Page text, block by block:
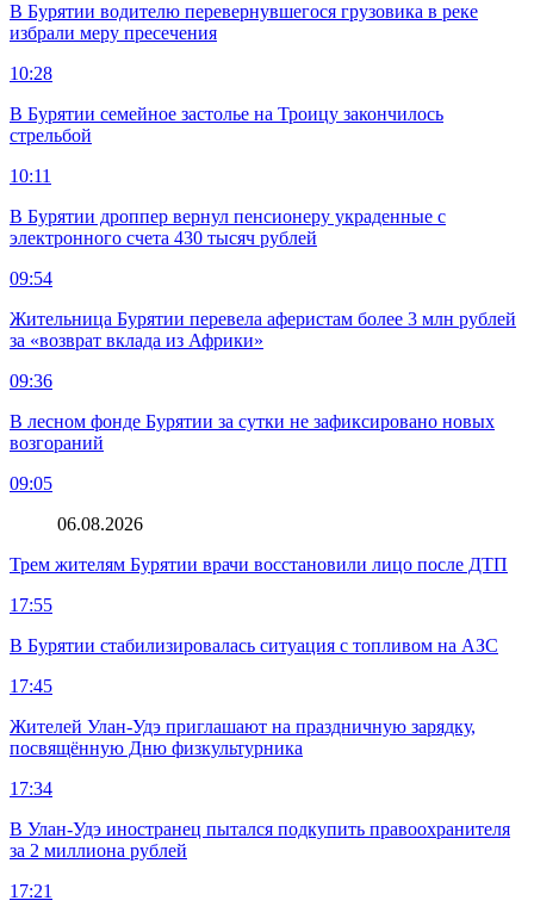
В Бурятии водителю перевернувшегося грузовика в реке
избрали меру пресечения
10:28
В Бурятии семейное застолье на Троицу закончилось
стрельбой
10:11
В Бурятии дроппер вернул пенсионеру украденные с
электронного счета 430 тысяч рублей
09:54
Жительница Бурятии перевела аферистам более 3 млн рублей
за «возврат вклада из Африки»
09:36
В лесном фонде Бурятии за сутки не зафиксировано новых
возгораний
09:05
06.08.2026
Трем жителям Бурятии врачи восстановили лицо после ДТП
17:55
В Бурятии стабилизировалась ситуация с топливом на АЗС
17:45
Жителей Улан-Удэ приглашают на праздничную зарядку,
посвящённую Дню физкультурника
17:34
В Улан-Удэ иностранец пытался подкупить правоохранителя
за 2 миллиона рублей
17:21